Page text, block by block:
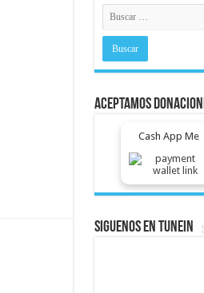
Aceptamos
Cash App Me
Siguenos En Tunein